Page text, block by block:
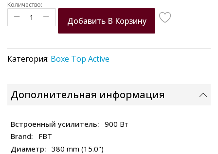
Количество:
Добавить В Корзину
Категория: Boxe Top Active
Дополнительная информация
900 Вт
FBT
380 mm (15.0")